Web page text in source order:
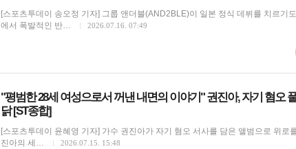
[스포츠투데이 송오정 기자] 그룹 앤더블(AND2BLE)이 일본 정식 데뷔를 치르기
에서 폭발적인 반…
2026.07.16. 07:49
"평범한 28세 여성으로서 꺼낸 내면의 이야기" 권진아, 자기 혐오
닭 [ST종합]
[스포츠투데이 윤혜영 기자] 가수 권진아가 자기 혐오 서사를 담은 앨범으로 위로
진아의 세…
2026.07.15. 15:48